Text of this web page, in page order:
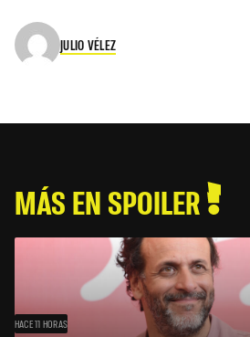
JULIO VÉLEZ
MÁS EN SPOILER
HACE 11 HORAS